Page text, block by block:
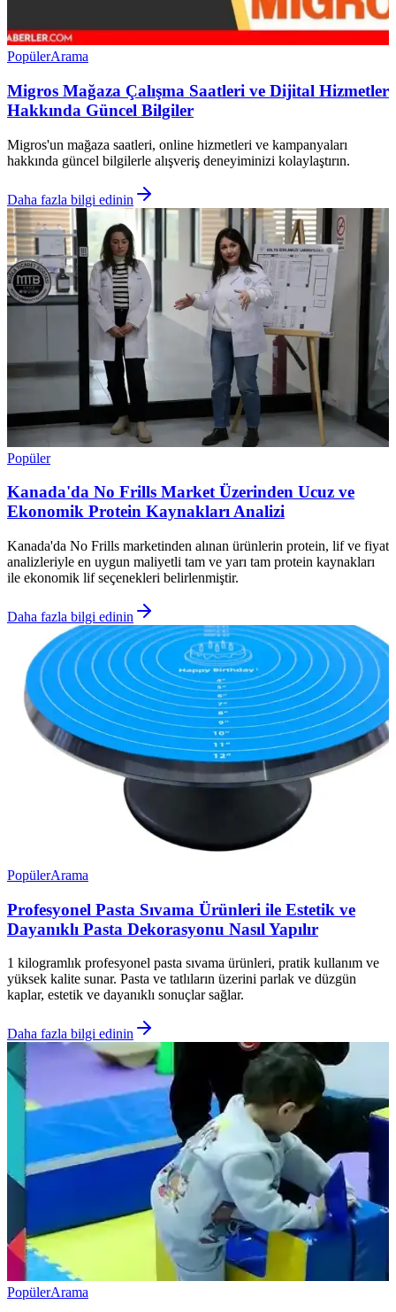
PopülerArama
Migros Mağaza Çalışma Saatleri ve Dijital Hizmetler
Hakkında Güncel Bilgiler
Migros'un mağaza saatleri, online hizmetleri ve kampanyaları
hakkında güncel bilgilerle alışveriş deneyiminizi kolaylaştırın.
Daha fazla bilgi edinin
Popüler
Kanada'da No Frills Market Üzerinden Ucuz ve
Ekonomik Protein Kaynakları Analizi
Kanada'da No Frills marketinden alınan ürünlerin protein, lif ve fiyat
analizleriyle en uygun maliyetli tam ve yarı tam protein kaynakları
ile ekonomik lif seçenekleri belirlenmiştir.
Daha fazla bilgi edinin
PopülerArama
Profesyonel Pasta Sıvama Ürünleri ile Estetik ve
Dayanıklı Pasta Dekorasyonu Nasıl Yapılır
1 kilogramlık profesyonel pasta sıvama ürünleri, pratik kullanım ve
yüksek kalite sunar. Pasta ve tatlıların üzerini parlak ve düzgün
kaplar, estetik ve dayanıklı sonuçlar sağlar.
Daha fazla bilgi edinin
PopülerArama